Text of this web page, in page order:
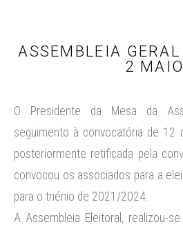
ASSEMBLEIA
2 MAIO
O Presidente da Mesa da
seguimento à convocatória de 12
posteriormente retificada pela
convocou os associados para a
para o triénio de 2021/2024.
A Assembleia Eleitoral, realizou-